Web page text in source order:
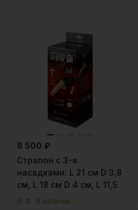
8 500 ₽
Страпон с 3-я
насадками: L 21 см D 3,8
см, L 18 см D 4 см, L 11,5
см D 3,7 см
0 В наличии